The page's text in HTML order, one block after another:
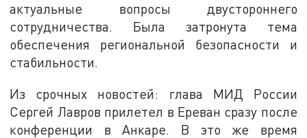
актуальные вопросы двустороннего
сотрудничества. Была затронута тема
обеспечения региональной безопасности и
стабильности.
Из срочных новостей: глава МИД России
Сергей Лавров прилетел в Ереван сразу после
конференции в Анкаре. В это же время